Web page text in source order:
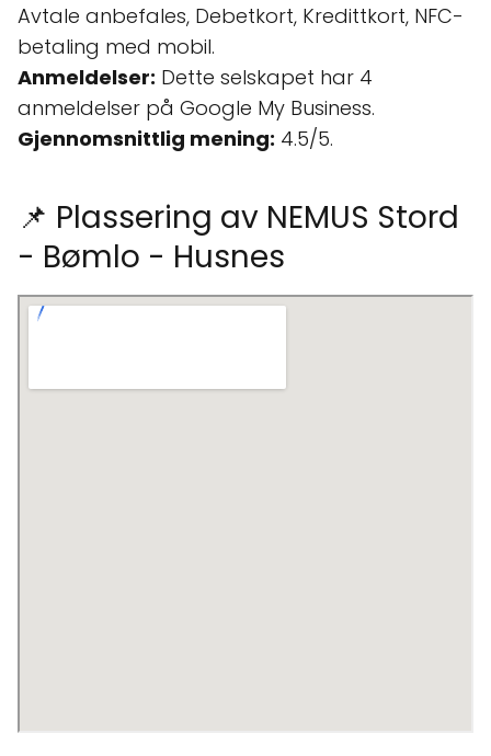
Avtale anbefales, Debetkort, Kredittkort, NFC-
betaling med mobil.
Anmeldelser: Dette selskapet har 4
anmeldelser på Google My Business.
Gjennomsnittlig mening: 4.5/5.
📌 Plassering av NEMUS Stord
- Bømlo - Husnes